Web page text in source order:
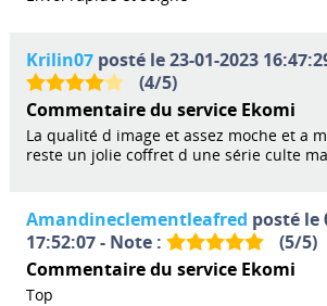
Krilin07posté le 23-01-2023
(4/5)
Commentaire du service Ekomi
La qualité d image et assez moche et a
reste un jolie coffret d une série culte
Amandineclementleafred posté le
17:52:07 - Note :
(5/5)
Commentaire du service Ekomi
Top